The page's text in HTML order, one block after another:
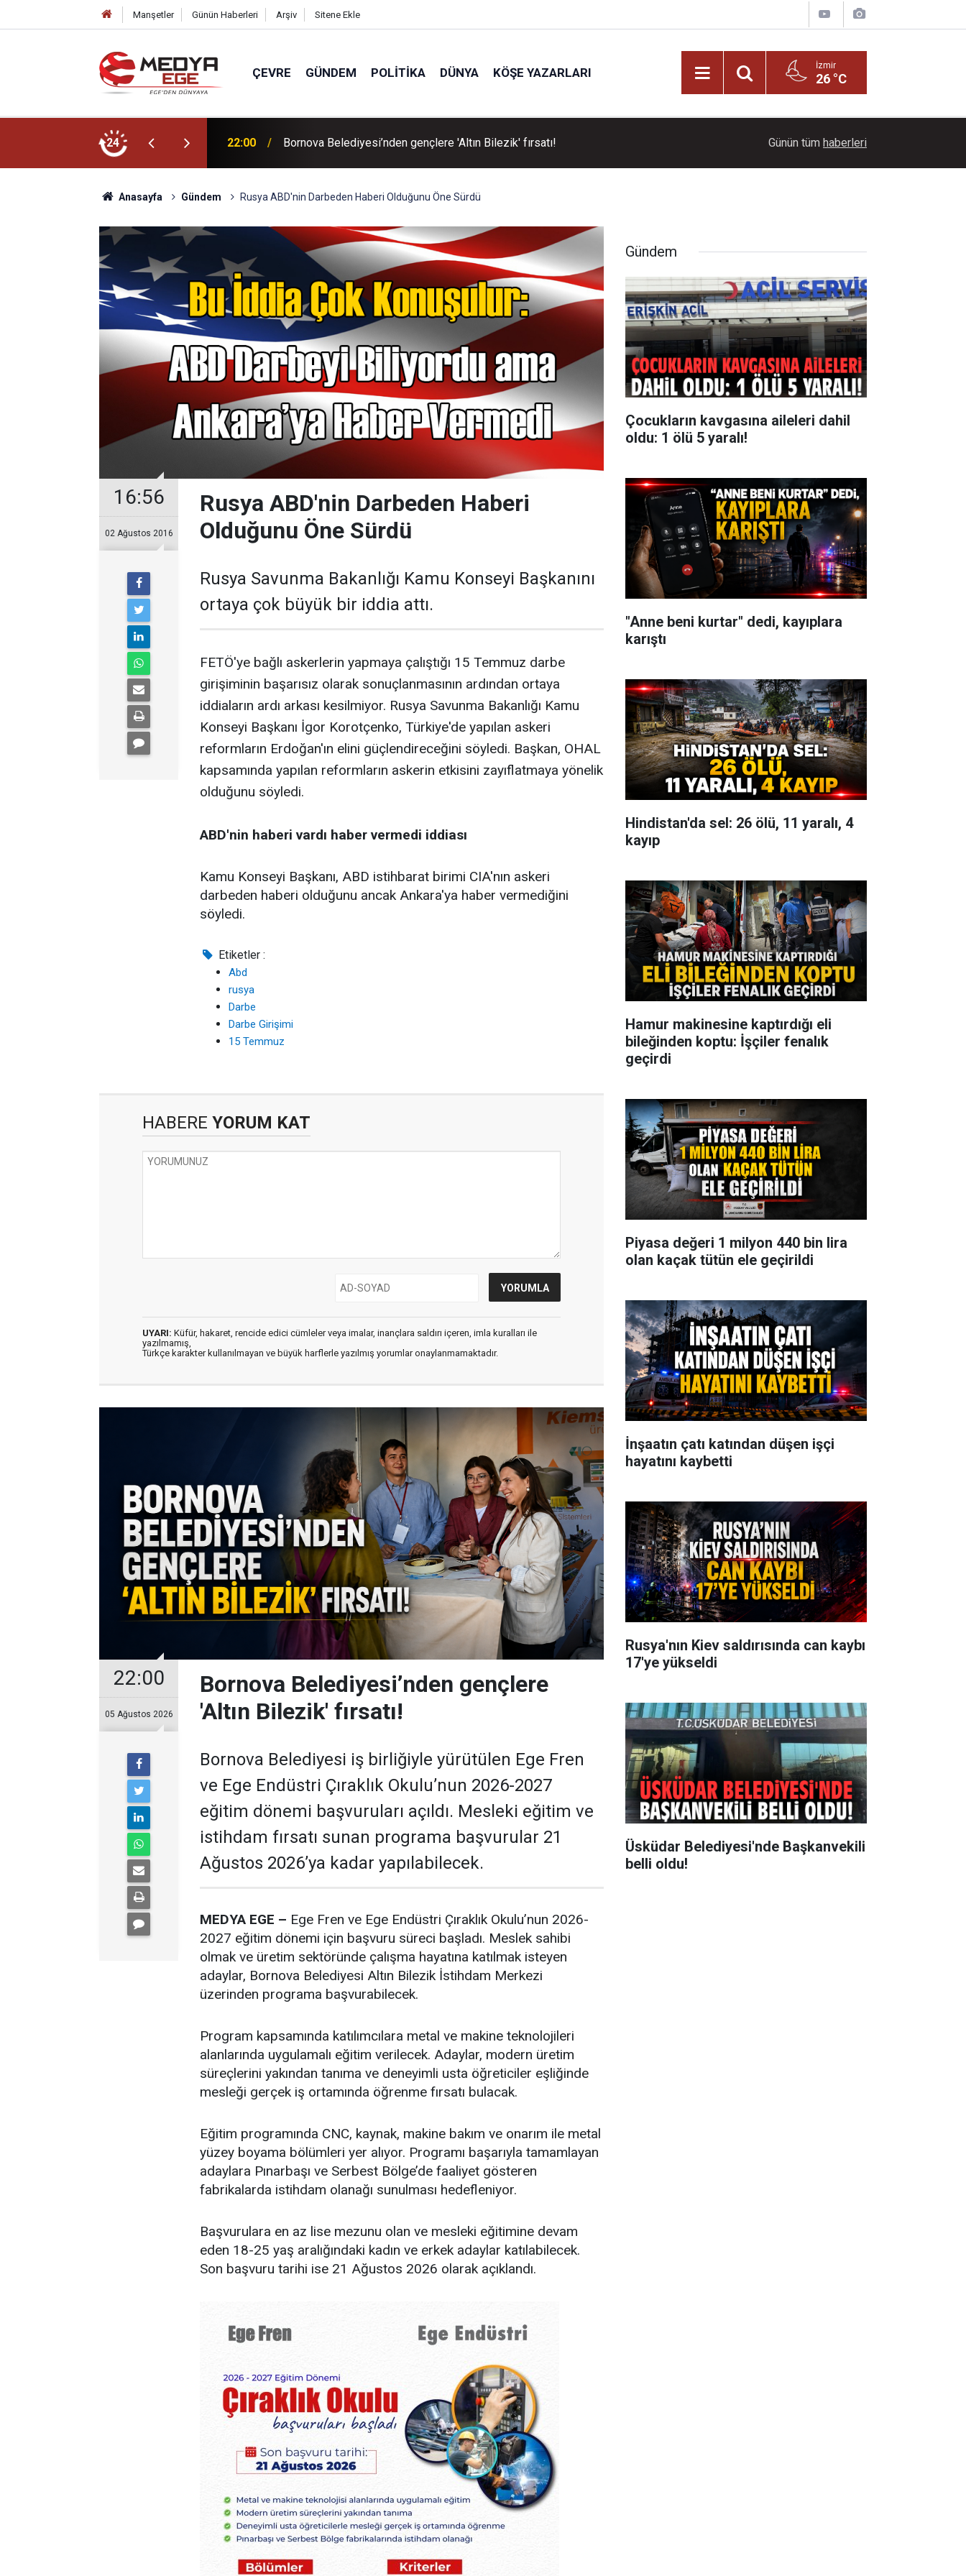
Manşetler Günün Haberleri Arşiv Sitene Ekle
ÇEVRE GÜNDEM POLITIKA DÜNYA KÖŞE YAZARLARI İzmir
26 °C
24 22:00 Bornova Belediyesi’nden gençlere 'Altın Bilezik' fırsatı! Dağların üzerinde mest eden manzara
Günün tüm haberleri
Anasayfa Gündem Rusya ABD'nin Darbeden Haberi Olduğunu Öne Sürdü
16:56
02 Ağustos 2016
Rusya ABD'nin Darbeden Haberi
Olduğunu Öne Sürdü
Rusya Savunma Bakanlığı Kamu Konseyi Başkanını
ortaya çok büyük bir iddia attı.
FETÖ'ye bağlı askerlerin yapmaya çalıştığı 15 Temmuz darbe
girişiminin başarısız olarak sonuçlanmasının ardından ortaya
iddiaların ardı arkası kesilmiyor. Rusya Savunma Bakanlığı Kamu
Konseyi Başkanı İgor Korotçenko, Türkiye'de yapılan askeri
reformların Erdoğan'ın elini güçlendireceğini söyledi. Başkan, OHAL
kapsamında yapılan reformların askerin etkisini zayıflatmaya yönelik
olduğunu söyledi.
ABD'nin haberi vardı haber vermedi iddiası
Kamu Konseyi Başkanı, ABD istihbarat birimi CIA'nın askeri
darbeden haberi olduğunu ancak Ankara'ya haber vermediğini
söyledi.
Etiketler :
Abd
rusya
Darbe
Darbe Girişimi
15 Temmuz
HABERE YORUM KAT
UYARI: Küfür, hakaret, rencide edici cümleler veya imalar, inançlara saldırı içeren, imla kuralları ile
yazılmamış,
Türkçe karakter kullanılmayan ve büyük harflerle yazılmış yorumlar onaylanmamaktadır.
22:00
05 Ağustos 2026
Bornova Belediyesi’nden gençlere
'Altın Bilezik' fırsatı!
Bornova Belediyesi iş birliğiyle yürütülen Ege Fren
ve Ege Endüstri Çıraklık Okulu’nun 2026-2027
eğitim dönemi başvuruları açıldı. Mesleki eğitim ve
istihdam fırsatı sunan programa başvurular 21
Ağustos 2026’ya kadar yapılabilecek.
MEDYA EGE – Ege Fren ve Ege Endüstri Çıraklık Okulu’nun 2026-
2027 eğitim dönemi için başvuru süreci başladı. Meslek sahibi
olmak ve üretim sektöründe çalışma hayatına katılmak isteyen
adaylar, Bornova Belediyesi Altın Bilezik İstihdam Merkezi
üzerinden programa başvurabilecek.
Program kapsamında katılımcılara metal ve makine teknolojileri
alanlarında uygulamalı eğitim verilecek. Adaylar, modern üretim
süreçlerini yakından tanıma ve deneyimli usta öğreticiler eşliğinde
mesleği gerçek iş ortamında öğrenme fırsatı bulacak.
Eğitim programında CNC, kaynak, makine bakım ve onarım ile metal
yüzey boyama bölümleri yer alıyor. Programı başarıyla tamamlayan
adaylara Pınarbaşı ve Serbest Bölge’de faaliyet gösteren
fabrikalarda istihdam olanağı sunulması hedefleniyor.
Başvurulara en az lise mezunu olan ve mesleki eğitimine devam
eden 18-25 yaş aralığındaki kadın ve erkek adaylar katılabilecek.
Son başvuru tarihi ise 21 Ağustos 2026 olarak açıklandı.
Gündem
Çocukların kavgasına aileleri dahil
oldu: 1 ölü 5 yaralı!
"Anne beni kurtar" dedi, kayıplara
karıştı
Hindistan'da sel: 26 ölü, 11 yaralı, 4
kayıp
Hamur makinesine kaptırdığı eli
bileğinden koptu: İşçiler fenalık
geçirdi
Piyasa değeri 1 milyon 440 bin lira
olan kaçak tütün ele geçirildi
İnşaatın çatı katından düşen işçi
hayatını kaybetti
Rusya'nın Kiev saldırısında can kaybı
17'ye yükseldi
Üsküdar Belediyesi'nde Başkanvekili
belli oldu!